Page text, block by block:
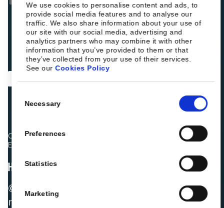
We use cookies to personalise content and ads, to
provide social media features and to analyse our
traffic. We also share information about your use of
our site with our social media, advertising and
analytics partners who may combine it with other
information that you’ve provided to them or that
they’ve collected from your use of their services.
See ourCookies Policy
Selection
Necessary
Preferences
Statistics
Marketing
Os colegas hoteleiros estão a classificar a Roiback como
Excelente:
© 2026 ROIBACK, Inc. Todos os direitos
reservados